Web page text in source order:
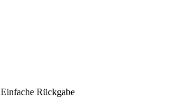
Einfache Rückgabe